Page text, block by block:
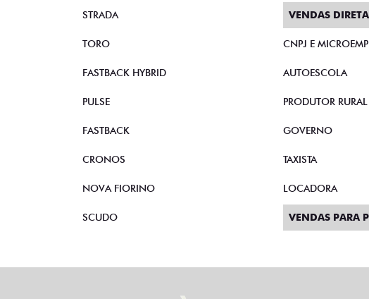
STRADA
TORO
FASTBACK HYBRID
PULSE
FASTBACK
CRONOS
NOVA FIORINO
SCUDO
VENDAS
CNPJ E
AUTOESCOLA
PRODUTOR RURAL
GOVERNO
TAXISTA
LOCADORA
VENDAS PARA